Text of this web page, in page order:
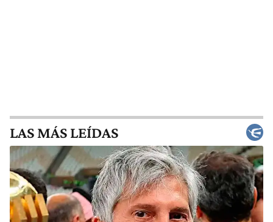
LAS MÁS LEÍDAS